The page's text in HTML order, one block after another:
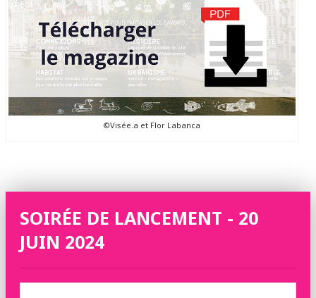
©Visée.a et Flor Labanca
SOIRÉE DE LANCEMENT - 20
JUIN 2024